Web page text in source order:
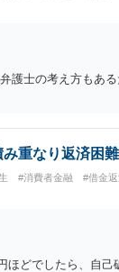
護士の考え方もあ
重なり返済困難
#消費者金融 #借金
どでしたら、自己